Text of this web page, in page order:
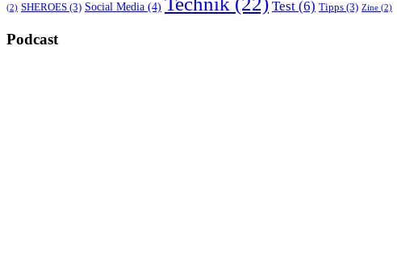
(2) SHEROES (3) Social Media (4) Test (6) Tipps (3) Zine (2)
Podcast